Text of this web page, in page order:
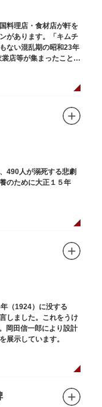
料理店・食材店が軒を
があります。「キムチ
ない混乱期の昭和23年
店等が集まったことに
490人が溺死する悲劇
のために大正１５年
（1924）に没する
しました。これをうけ
岡田信一郎により設計
展示しています。